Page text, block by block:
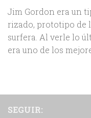
Jim Gordon era un
rizado, prototipo de
surfera. Al verle lo
era uno de los
SEGUIR: